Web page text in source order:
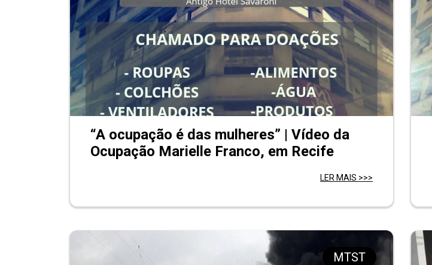
“A ocupação é das mulheres” | Vídeo da
Ocupação Marielle Franco, em Recife
LER MAIS >>>
MTST